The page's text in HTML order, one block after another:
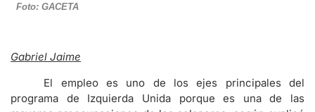
Foto: GACETA
Gabriel Jaime
El empleo es uno de los ejes principales del
programa de Izquierda Unida porque es una de las